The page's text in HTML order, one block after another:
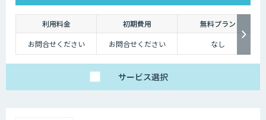
利用料金 初期費用
無料プラン
お問合せください
お問合せください なし
サービス選択